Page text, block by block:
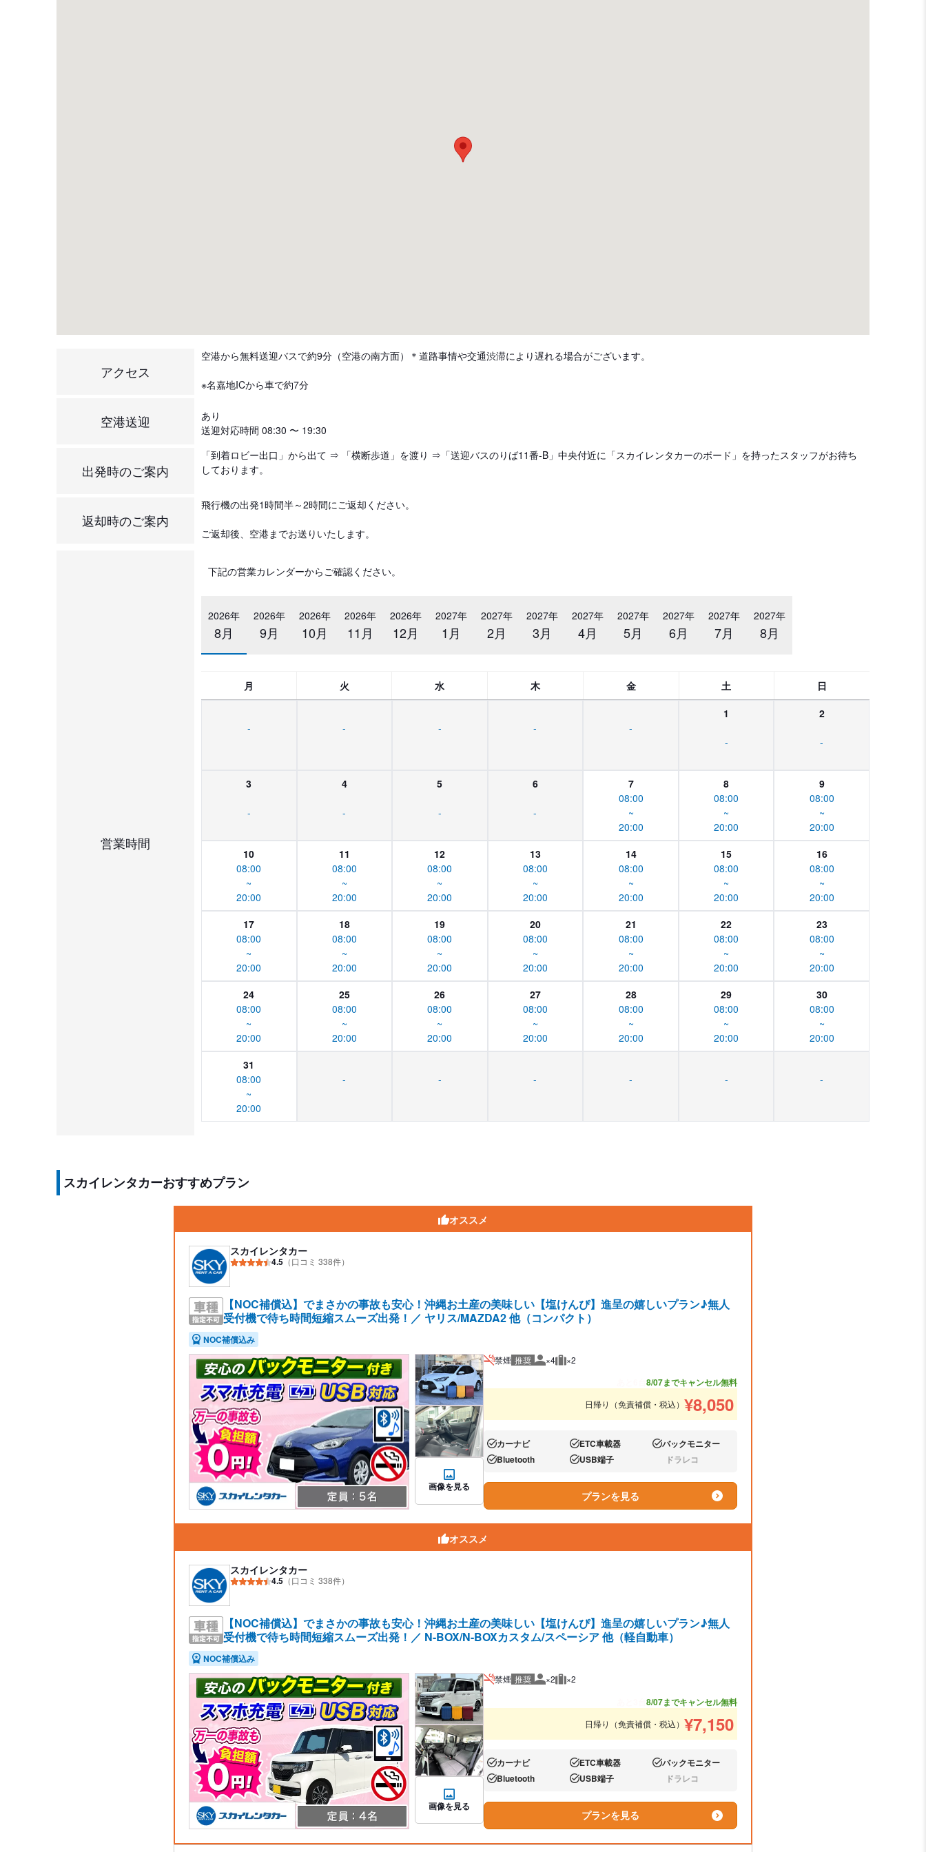
アクセス
空港から無料送迎バスで約9分（空港の南方面）＊道路事情や交通渋滞により遅れる場合がございます。
※名嘉地ICから車で約7分
空港送迎
あり
送迎対応時間 08:30 〜 19:30
出発時のご案内
「到着ロビー出口」から出て ⇒ 「横断歩道」を渡り ⇒「送迎バスのりば11番-B」中央付近に「スカイレンタカーのボード」を持ったスタッフがお待ち
しております。
返却時のご案内
飛行機の出発1時間半～2時間にご返却ください。
ご返却後、空港までお送りいたします。
営業時間
下記の営業カレンダーからご確認ください。
2026年
8月
2026年
9月
2026年
10月
2026年
11月
2026年
12月
2027年
1月
2027年
2月
2027年
3月
2027年
4月
2027年
5月
2027年
6月
2027年
7月
2027年
8月
月 火 水 木 金 土 日
- - - - -
1
-
2
-
3
-
4
-
5
-
6
-
7
08:00
~
20:00
8
08:00
~
20:00
9
08:00
~
20:00
10
08:00
~
20:00
11
08:00
~
20:00
12
08:00
~
20:00
13
08:00
~
20:00
14
08:00
~
20:00
15
08:00
~
20:00
16
08:00
~
20:00
17
08:00
~
20:00
18
08:00
~
20:00
19
08:00
~
20:00
20
08:00
~
20:00
21
08:00
~
20:00
22
08:00
~
20:00
23
08:00
~
20:00
24
08:00
~
20:00
25
08:00
~
20:00
26
08:00
~
20:00
27
08:00
~
20:00
28
08:00
~
20:00
29
08:00
~
20:00
30
08:00
~
20:00
31
08:00
~
20:00
- - - - - -
スカイレンタカーおすすめプラン
オススメ
スカイレンタカー
4.5 （口コミ 338件）
【NOC補償込】でまさかの事故も安心！沖縄お土産の美味しい【塩けんぴ】進呈の嬉しいプラン♪無人
受付機で待ち時間短縮スムーズ出発！／ ヤリス/MAZDA2 他（コンパクト）
NOC補償込み
画像を見る
禁煙 推奨 推奨人数
×4 推奨荷物
×2
8/07までキャンセル無料
日帰り（免責補償・税込） ¥8,050
あり:カーナビ あり:ETC車載器 あり:バックモニター
あり:Bluetooth あり:USB端子 なし:ドラレコ
プランを見る
オススメ
スカイレンタカー
4.5 （口コミ 338件）
【NOC補償込】でまさかの事故も安心！沖縄お土産の美味しい【塩けんぴ】進呈の嬉しいプラン♪無人
受付機で待ち時間短縮スムーズ出発！／ N-BOX/N-BOXカスタム/スペーシア 他（軽自動車）
NOC補償込み
画像を見る
禁煙 推奨 推奨人数
×2 推奨荷物
×2
8/07までキャンセル無料
日帰り（免責補償・税込） ¥7,150
あり:カーナビ あり:ETC車載器 あり:バックモニター
あり:Bluetooth あり:USB端子 なし:ドラレコ
プランを見る